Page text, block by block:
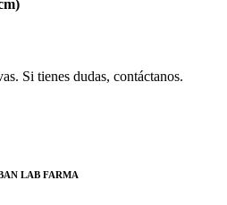
Si tienes dudas, contáctanos.
LAB FARMA